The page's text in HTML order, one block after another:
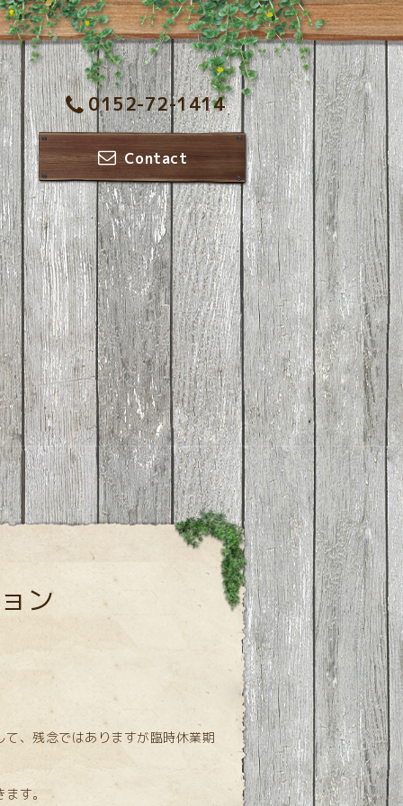
0152-72-1414
Contact
ン
、残念ではありますが臨時休業期
す。